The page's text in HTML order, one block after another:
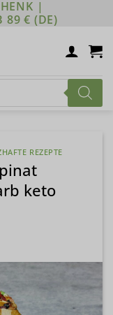
|
89 € (DE)
REZEPTE
keto